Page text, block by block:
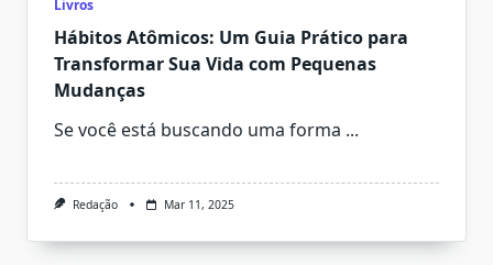
Livros
Hábitos Atômicos: Um Guia Prático para
Transformar Sua Vida com Pequenas
Mudanças
Se você está buscando uma forma ...
Redação Mar 11, 2025